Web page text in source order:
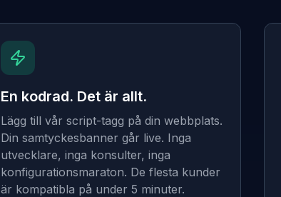
En kodrad. Det är allt.
Lägg till vår script-tagg på din webbplats.
Din samtyckesbanner går live. Inga
utvecklare, inga konsulter, inga
konfigurationsmaraton. De flesta kunder
är kompatibla på under 5 minuter.